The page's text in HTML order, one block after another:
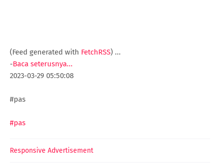
(Feed generated with FetchRSS) ...
-Baca seterusnya...
2023-03-29 05:50:08
#pas
#pas
Responsive Advertisement